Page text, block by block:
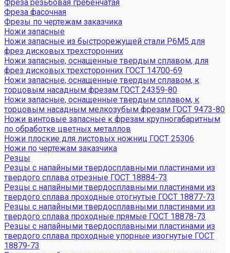
Фреза резьбовая гребенчатая
Фреза фасочная
Фрезы по чертежам заказчика
Ножи запасные
Ножи запасные из быстрорежущей стали Р6М5 для
фрез дисковых трехсторонних
Ножи запасные, оснащенные твердым сплавом, для
фрез дисковых трехсторонних ГОСТ 14700-69
Ножи запасные, оснащенные твердым сплавом, к
торцовым насадным фрезам ГОСТ 24359-80
Ножи запасные, оснащенные твердым сплавом, к
торцовым насадным мелкозубым фрезам ГОСТ 9473-80
Ножи винтовые запасные к фрезам крупногабаритным
по обработке цветных металлов
Ножи плоские для листовых ножниц ГОСТ 25306
Ножи по чертежам заказчика
Резцы
Резцы с напайными твердосплавными пластинами из
твердого сплава отрезные ГОСТ 18884-73
Резцы с напайными твердосплавными пластинами из
твердого сплава проходные отогнутые ГОСТ 18877-73
Резцы с напайными твердосплавными пластинами из
твердого сплава проходные прямые ГОСТ 18878-73
Резцы с напайными твердосплавными пластинами из
твердого сплава проходные упорные изогнутые ГОСТ
18879-73